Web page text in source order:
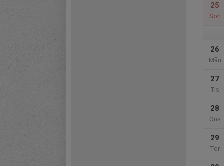
25
Sön
26
Mån
27
Tis
28
Ons
29
Tor